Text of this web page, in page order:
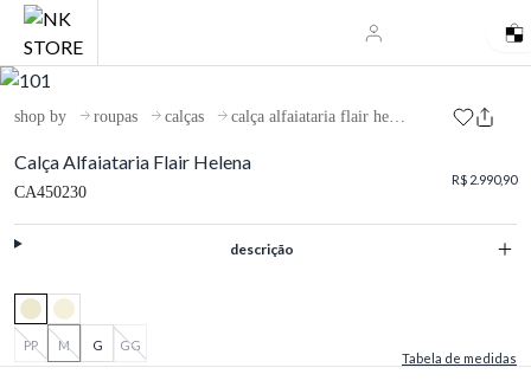
shop by roupas calças calça alfaiataria flair helena
Calça Alfaiataria Flair Helena
CA450230
R$ 2.990,90
descrição
PP M G
GG
Tabela de medidas